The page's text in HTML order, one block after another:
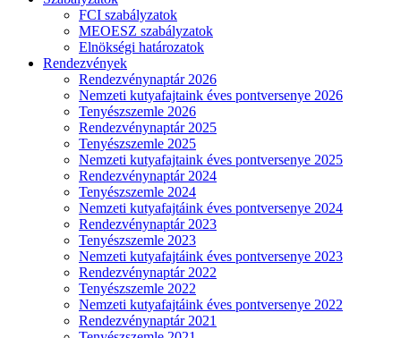
FCI szabályzatok
MEOESZ szabályzatok
Elnökségi határozatok
Rendezvények
Rendezvénynaptár 2026
Nemzeti kutyafajtaink éves pontversenye 2026
Tenyészszemle 2026
Rendezvénynaptár 2025
Tenyészszemle 2025
Nemzeti kutyafajtaink éves pontversenye 2025
Rendezvénynaptár 2024
Tenyészszemle 2024
Nemzeti kutyafajtáink éves pontversenye 2024
Rendezvénynaptár 2023
Tenyészszemle 2023
Nemzeti kutyafajtáink éves pontversenye 2023
Rendezvénynaptár 2022
Tenyészszemle 2022
Nemzeti kutyafajtáink éves pontversenye 2022
Rendezvénynaptár 2021